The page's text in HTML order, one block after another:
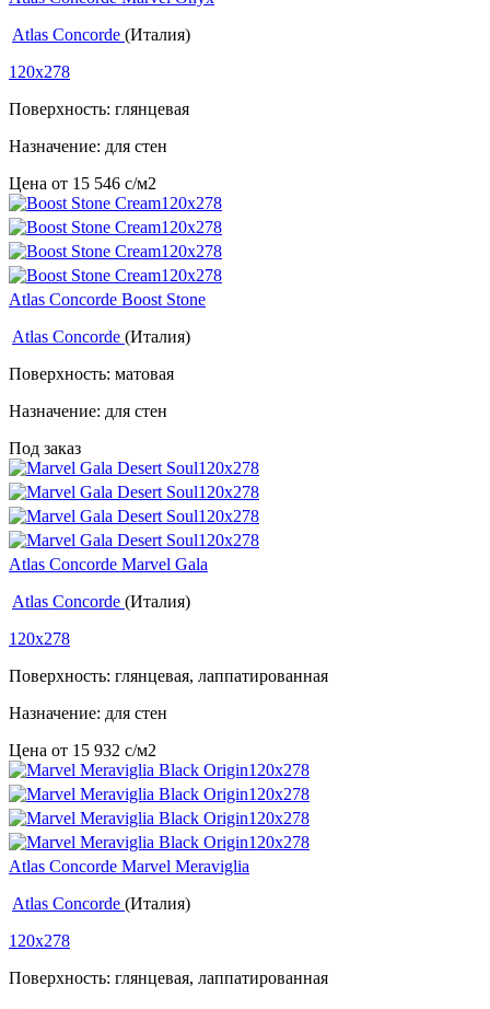
Atlas Concorde (Италия)
120x278
Поверхность: глянцевая
Назначение: для стен
Цена от 15 546 c/м2
Atlas Concorde Boost Stone
Atlas Concorde (Италия)
Поверхность: матовая
Назначение: для стен
Под заказ
Atlas Concorde Marvel Gala
Atlas Concorde (Италия)
120x278
Поверхность: глянцевая, лаппатированная
Назначение: для стен
Цена от 15 932 c/м2
Atlas Concorde Marvel Meraviglia
Atlas Concorde (Италия)
120x278
Поверхность: глянцевая, лаппатированная